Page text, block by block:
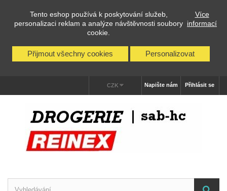
Tento eshop používá k poskytování služeb,
personalizaci reklam a analýze návštěvnosti soubory
cookie.
Více
informací
Přijmout všechny cookies Personalizovat
Přihlásit se
Napište nám
CZK